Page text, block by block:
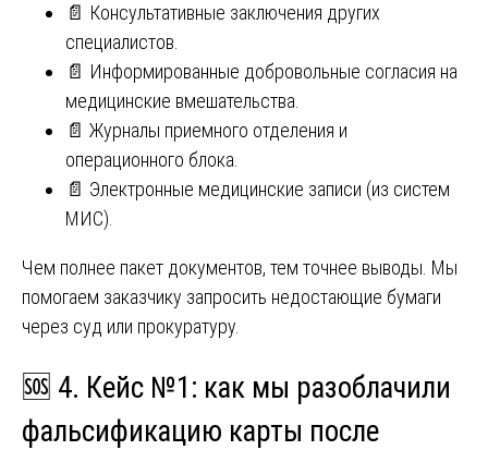
📄 Консультативные заключения других
специалистов.
📄 Информированные добровольные согласия на
медицинские вмешательства.
📄 Журналы приемного отделения и
операционного блока.
📄 Электронные медицинские записи (из систем
МИС).
Чем полнее пакет документов, тем точнее выводы. Мы
помогаем заказчику запросить недостающие бумаги
через суд или прокуратуру.
🆘 4. Кейс №1: как мы разоблачили
фальсификацию карты после